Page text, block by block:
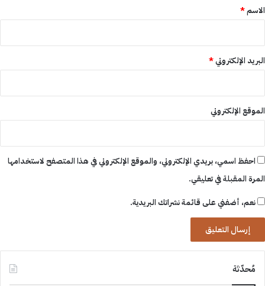
*
الاسم*
البريد الإلكتروني*
الموقع الإلكتروني
احفظ اسمي، بريدي الإلكتروني، والموقع الإلكتروني في هذا المتصفح لاستخدامها
المرة المقبلة في تعليقي.
نعم، أضفني على قائمة نشراتك البريدية.
مُحدّثة